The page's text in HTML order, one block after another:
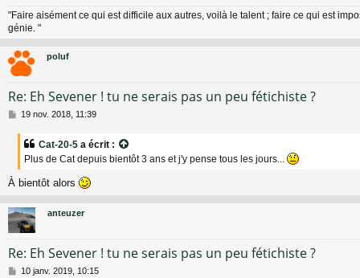
e
"Faire aisément ce qui est difficile aux autres, voilà le talent ; faire ce qui est
génie. "
poluf
Re: Eh Sevener ! tu ne serais pas un peu fétichiste ?
M
e
19 nov. 2018, 11:39
Cat-20-5 a écrit :
Plus de Cat depuis bientôt 3 ans et j'y pense tous les jours...
À bientôt alors
anteuzer
Re: Eh Sevener ! tu ne serais pas un peu fétichiste ?
M10 janv. 2019, 10:15